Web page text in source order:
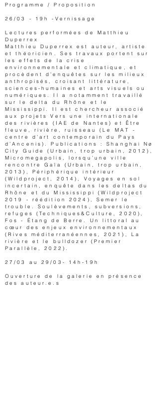
Programme / Proposition
26/03 - 19h -Vernissage
Lectures performées de Matthieu
Duperrex
Matthieu Duperrex est auteur, artiste
et théoricien. Ses travaux portent sur
les effets de la crise
environnementale et climatique, et
procèdent d’enquêtes sur les milieux
anthropisés, croisant littérature,
sciences-humaines et arts visuels ou
numériques. Il a notamment travaillé
sur le delta du Rhône et le
Mississippi. Il est chercheur associé
aux projets Vers une internationale
des rivières (IAE de Nantes) et Être
fleuve, rivière, ruisseau (Le MAT -
centre d’art contemporain du Pays
d’Ancenis). Publications : Shanghai Nø
City Guide (Urbain, trop urbain, 2012),
Micromegapolis, lorsqu’une ville
rencontre Gaïa (Urbain, trop urbain,
2013), Périphérique intérieur
(Wildproject, 2014), Voyages en sol
incertain, enquête dans les deltas du
Rhône et du Mississippi (Wildproject
2019 - réédition 2024), Semer le
trouble. Soulèvements, subversions,
refuges (Techniques&Culture, 2020),
Fos - Étang de Berre. Un littoral au
cœur des enjeux environnementaux
(Rives méditerranéennes, 2021), La
rivière et le bulldozer (Premier
Parallèle, 2022).
27/03 au 29/03- 14h-19h
Ouverture de la galerie en présence
des auteur.e.s